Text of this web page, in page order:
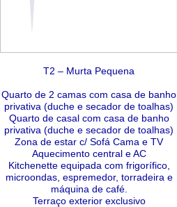
T2 – Murta Pequena
Quarto de 2 camas com casa de banho
privativa (duche e secador de toalhas)
Quarto de casal com casa de banho
privativa (duche e secador de toalhas)
Zona de estar c/ Sofá Cama e TV
Aquecimento central e AC
Kitchenette equipada com frigorífico,
microondas, espremedor, torradeira e
máquina de café.
Terraço exterior exclusivo